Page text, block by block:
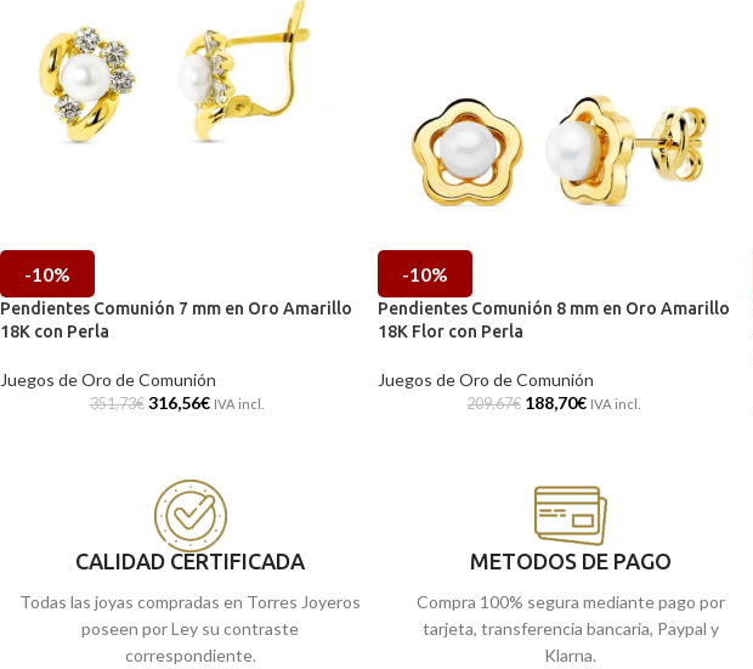
-10%
Pendientes Comunión 7 mm en Oro Amarillo
18K con Perla
Juegos de Oro de Comunión
351,73€ 316,56€ IVA incl.
-10%
Pendientes Comunión 8 mm en Oro Amarillo
18K Flor con Perla
Juegos de Oro de Comunión
209,67€ 188,70€ IVA incl.
CALIDAD CERTIFICADA
Todas las joyas compradas en Torres Joyeros
poseen por Ley su contraste
correspondiente.
METODOS DE PAGO
Compra 100% segura mediante pago por
tarjeta, transferencia bancaria, Paypal y
Klarna.